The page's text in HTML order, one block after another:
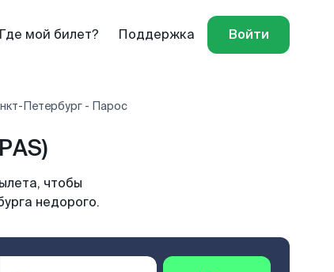
Где мой билет? Поддержка Войти
Петербург - Парос
чтобы
недорого.